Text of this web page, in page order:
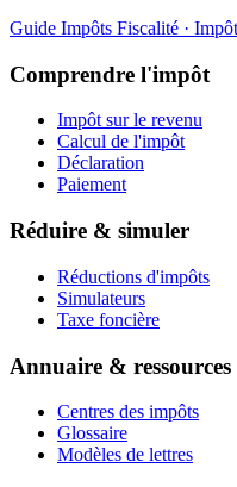
Guide Impôts Fiscalité ·
Comprendre l'impôt
Impôt sur le revenu
Calcul de l'impôt
Déclaration
Paiement
Réduire & simuler
Réductions d'impôts
Simulateurs
Taxe foncière
Annuaire & ressources
Centres des impôts
Glossaire
Modèles de lettres